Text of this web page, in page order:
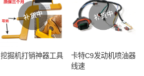
挖掘机打销神器工具
卡特C9发动机喷油器
线速